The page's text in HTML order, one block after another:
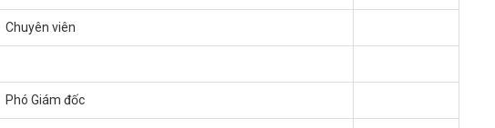
Chuyên viên
Phó Giám đốc